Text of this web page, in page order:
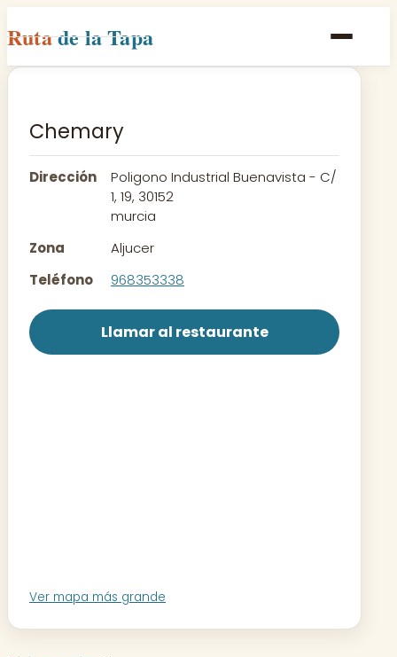
Rutade la Tapa
Inicio
Rutas
Contacto
Chemary
Dirección
Poligono Industrial Buenavista - C/
1, 19, 30152
murcia
Zona
Aljucer
Teléfono
968353338
Llamar al restaurante
Ver mapa más grande